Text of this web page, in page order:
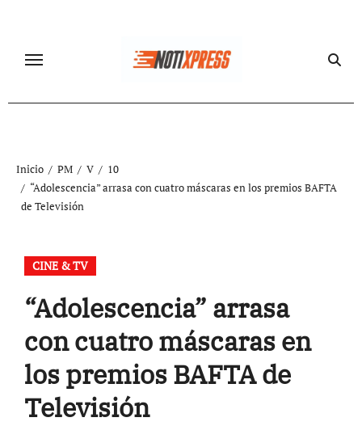
contenido
Inicio PM V
10
“Adolescencia” arrasa con cuatro máscaras en los premios BAFTA
de Televisión
CINE & TV
“Adolescencia” arrasa
con cuatro máscaras en
los premios BAFTA de
Televisión